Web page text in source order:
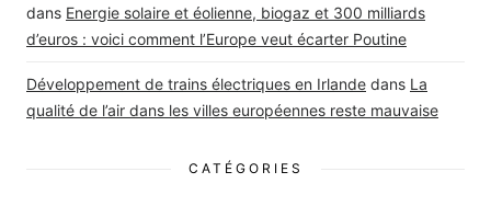
dans Energie solaire et éolienne, biogaz et 300 milliards
d’euros : voici comment l’Europe veut écarter Poutine
Développement de trains électriques en Irlande dans La
qualité de l’air dans les villes européennes reste mauvaise
CATÉGORIES